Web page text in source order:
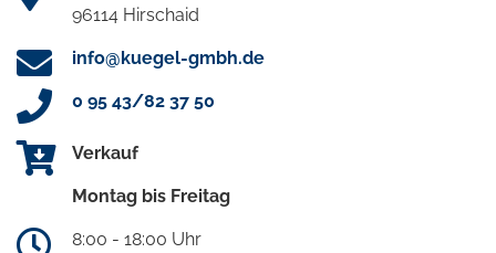
96114 Hirschaid
info@kuegel-gmbh.de
0 95 43/82 37 50
Verkauf
Montag bis Freitag
8:00 - 18:00 Uhr